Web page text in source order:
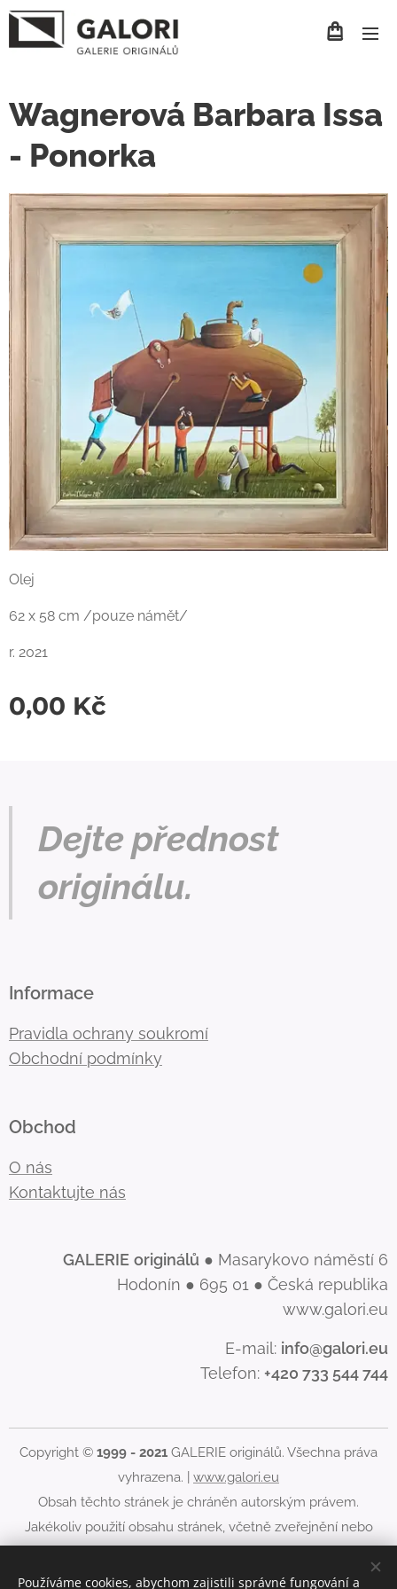
Wagnerová Barbara Issa
- Ponorka
Olej
62 x 58 cm /pouze námět/
r. 2021
0,00 Kč
Dejte přednost
originálu.
Informace
Pravidla ochrany soukromí
Obchodní podmínky
Obchod
O nás
Kontaktujte nás
GALERIE originálů ● Masarykovo náměstí 6
Hodonín ● 695 01 ● Česká republika
www.galori.eu
E-mail: info@galori.eu
Telefon: +420 733 544 744
Copyright © 1999 - 2021 GALERIE originálů. Všechna práva
vyhrazena. | www.galori.eu
Obsah těchto stránek je chráněn autorským právem.
Jakékoliv použití obsahu stránek, včetně zveřejnění nebo
GALERIE originálů zakázáno.
Používáme cookies, abychom zajistili správné fungování a